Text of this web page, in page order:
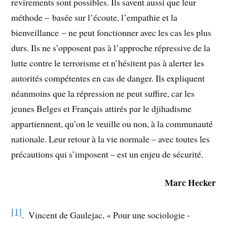
méthode – basée sur l’écoute, l’empathie et la
bienveillance – ne peut fonctionner avec les cas les plus
durs. Ils ne s’opposent pas à l’approche répressive de la
lutte contre le terrorisme et n’hésitent pas à alerter les
autorités compétentes en cas de danger. Ils expliquent
néanmoins que la répression ne peut suffire, car les
jeunes Belges et Français attirés par le djihadisme
appartiennent, qu’on le veuille ou non, à la communauté
nationale. Leur retour à la vie normale – avec toutes les
précautions qui s’imposent – est un enjeu de sécurité.
Marc Hecker
[1]. Vincent de Gaulejac, « Pour une sociologie ­